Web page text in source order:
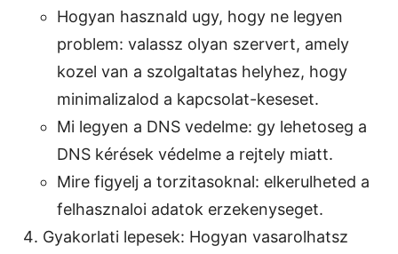
Hogyan hasznald ugy, hogy ne legyen
problem: valassz olyan szervert, amely
kozel van a szolgaltatas helyhez, hogy
minimalizalod a kapcsolat-keseset.
Mi legyen a DNS vedelme: gy lehetoseg a
DNS kérések védelme a rejtely miatt.
Mire figyelj a torzitasoknal: elkerulheted a
felhasznaloi adatok erzekenyseget.
Gyakorlati lepesek: Hogyan vasarolhatsz